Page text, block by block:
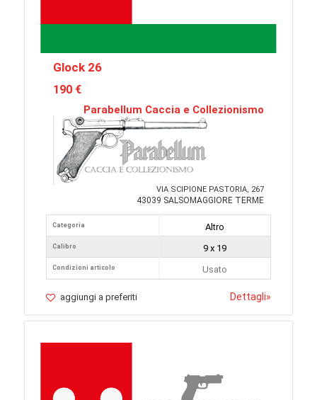
Glock 26
190 €
Parabellum Caccia e Collezionismo
VIA SCIPIONE PASTORIA, 267
43039 SALSOMAGGIORE TERME
Categoria
Calibro
Condizioni articolo
Altro
9 x 19
Usato
aggiungi a preferiti Dettagli»